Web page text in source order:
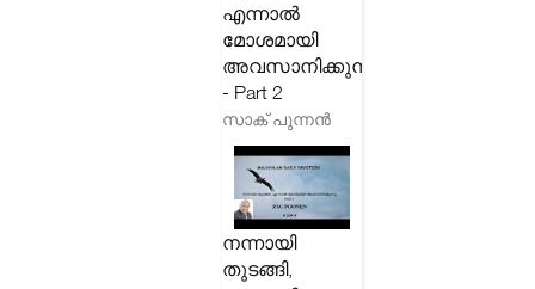
എന്നാൽ
മോശമായി
അവസാനിക്കുന്നു
- Part 2
സാക് പുന്നൻ
നന്നായി
തുടങ്ങി,